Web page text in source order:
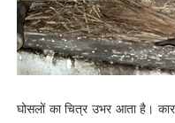
घोसलों का चित्र उभर आता है।